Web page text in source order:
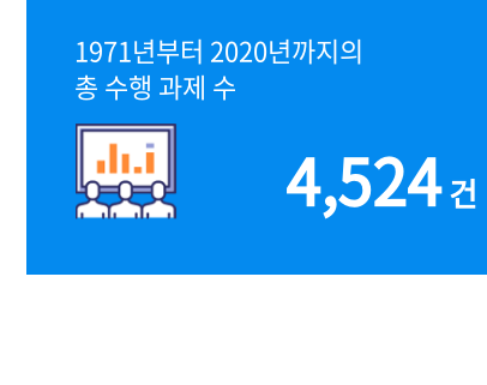
1971년부터 2020년까지의
총 수행 과제 수
4,524건